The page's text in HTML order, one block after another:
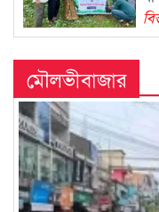
মৌলভীবাজার